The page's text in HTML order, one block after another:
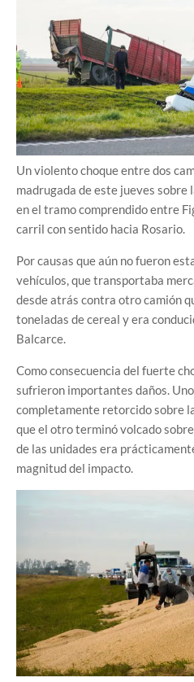
Un violento choque entre dos
madrugada de este jueves sobre
en el tramo comprendido entre
carril con sentido hacia Rosario.
Por causas que aún no fueron
vehículos, que transportaba
desde atrás contra otro camión
toneladas de cereal y era
Balcarce.
Como consecuencia del fuerte
sufrieron importantes daños.
completamente retorcido sobre
que el otro terminó volcado
de las unidades era
magnitud del impacto.